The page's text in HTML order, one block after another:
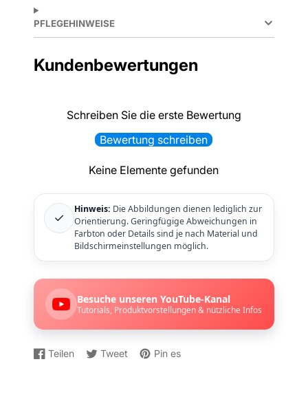
PFLEGEHINWEISE
Kundenbewertungen
Schreiben Sie die erste Bewertung
Bewertung schreiben
Keine Elemente gefunden
✓
Hinweis: Die Abbildungen dienen lediglich zur
Orientierung. Geringfügige Abweichungen in
Farbton oder Details sind je nach Material und
Bildschirmeinstellungen möglich.
Besuche unseren YouTube-Kanal
Tutorials, Produktvorstellungen & nützliche Infos
Teilen
Auf
Wird
Tweet
Auf
Wird
Pin es
Auf
Wird